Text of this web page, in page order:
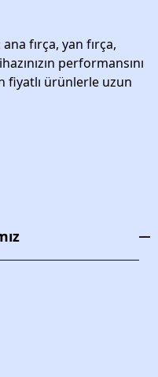
fırça, yan fırça,
performansını
fiyatlı ürünlerle uzun